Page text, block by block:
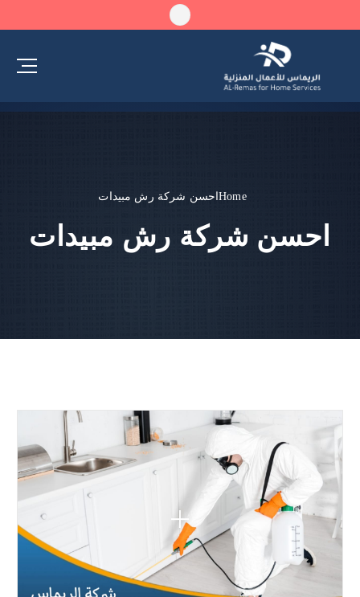
Homeاحسن شركة رش مبيدات
احسن شركة رش مبيدات